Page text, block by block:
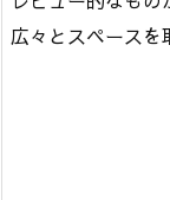
広々とスペースを